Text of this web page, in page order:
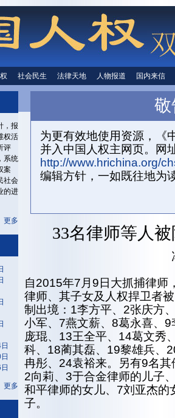
社会民生 法律天地 人物报道 国内来信
敬
为更有效地使用资源，《
并入中国人权主网页。网
http://www.hrichina.org/
编辑方针，一如既往地为
33名律师等人
自2015年7月9日大抓捕律师
律师、其子女及人权捍卫者
制出境：1李方平、2张庆方
小军、7燕文薪、8葛永喜、
庞琨、13王全平、14葛文秀
科、18蔺其磊、19黎雄兵、
冉彤、24袁裕来。另有9名
2向莉、3于合金律师的儿子
和平律师的女儿、7刘亚杰
子。
，报
权活
评
系统
案
社会
的进
更多
更多
维权 社会民生 法律天地 人物报道 国内来
首页 关